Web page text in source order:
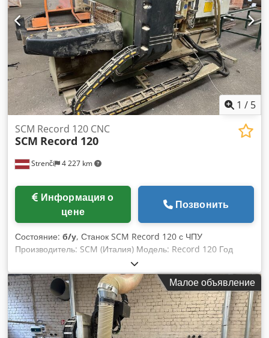
его назначения. Внешняя ссылка: 6487
1 / 5
Strenči 4 227 km
SCM Record 120 CNC
SCM Record 120
цене
Позвонить
Состояние: б/у, Станок SCM Record 120 с ЧПУ
Производитель: SCM (Италия) Модель: Record 120 Год
выпуска: 1997 Электропитание: 400 В / 50 Гц / 3 фазы
Djdpfx Akozrw Imoiowa Вес: 4200 кг
Малое объявление